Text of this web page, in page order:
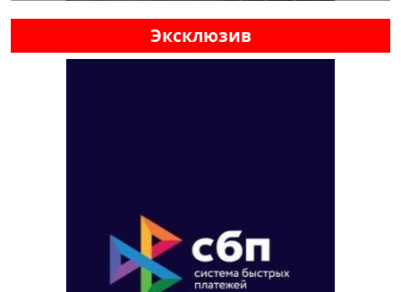
Эксклюзив